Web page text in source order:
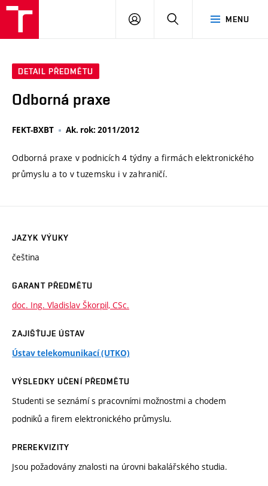
MENU
PŘIHLÁSIT
DETAIL PŘEDMĚTU
Odborná praxe
FEKT-BXBT Ak. rok: 2011/2012
Odborná praxe v podnicích 4 týdny a firmách elektronického
průmyslu a to v tuzemsku i v zahraničí.
JAZYK VÝUKY
čeština
GARANT PŘEDMĚTU
doc. Ing. Vladislav Škorpil, CSc.
ZAJIŠŤUJE ÚSTAV
Ústav telekomunikací (UTKO)
VÝSLEDKY UČENÍ PŘEDMĚTU
Studenti se seznámí s pracovními možnostmi a chodem
podniků a firem elektronického průmyslu.
PREREKVIZITY
Jsou požadovány znalosti na úrovni bakalářského studia.